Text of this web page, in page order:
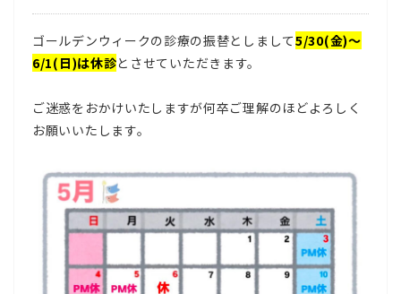
ゴールデンウィークの診療の振替としまして5/30(金)〜
6/1(日)は休診とさせていただきます。
ご迷惑をおかけいたしますが何卒ご理解のほどよろしく
お願いいたします。